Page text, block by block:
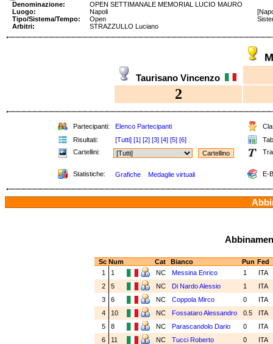
Denominazione:
OPEN SETTIMANALE MEMORIAL LUCIO MAURO
Luogo:
Napoli
Tipo/Sistema/Tempo:
Open
Arbitri:
STRAZZULLO Luciano
Taurisano Vincenzo
2
Partecipanti: Elenco Partecipanti
Risultati:
[Tutti] [1] [2] [3] [4] [5] [6]
Cartellini:
Statistiche: Grafiche Medaglie virtuali E-
Sc Num Cat Bianco Pun Fed
1
1 NC Messina Enrico 1 ITA
2
5 NC Di Nardo Alessio 1 ITA
3
6 NC Coppola Mirco 0 ITA
4
10 NC Fossataro Alessandro 0.5 ITA
5
8 NC Parascandolo Dario 0 ITA
6
11 NC Tucci Roberto 0 ITA